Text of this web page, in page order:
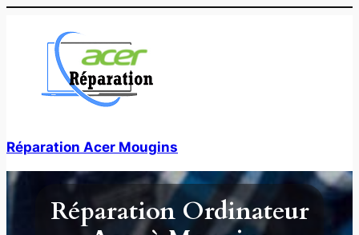
contenu
Réparation Acer Mougins
Réparation Ordinateur